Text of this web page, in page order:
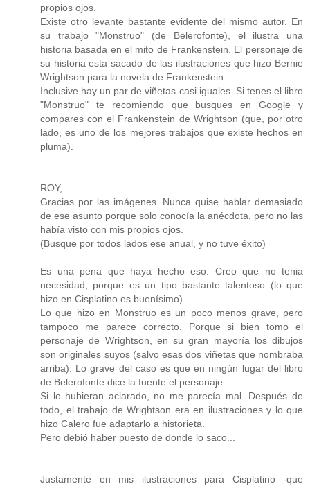
propios ojos.
Existe otro levante bastante evidente del mismo autor. En
su trabajo "Monstruo" (de Belerofonte), el ilustra una
historia basada en el mito de Frankenstein. El personaje de
su historia esta sacado de las ilustraciones que hizo Bernie
Wrightson para la novela de Frankenstein.
Inclusive hay un par de viñetas casi iguales. Si tenes el libro
"Monstruo" te recomiendo que busques en Google y
compares con el Frankenstein de Wrightson (que, por otro
lado, es uno de los mejores trabajos que existe hechos en
pluma).
ROY,
Gracias por las imágenes. Nunca quise hablar demasiado
de ese asunto porque solo conocía la anécdota, pero no las
había visto con mis propios ojos.
(Busque por todos lados ese anual, y no tuve éxito)
Es una pena que haya hecho eso. Creo que no tenia
necesidad, porque es un tipo bastante talentoso (lo que
hizo en Cisplatino es buenísimo).
Lo que hizo en Monstruo es un poco menos grave, pero
tampoco me parece correcto. Porque si bien tomo el
personaje de Wrightson, en su gran mayoría los dibujos
son originales suyos (salvo esas dos viñetas que nombraba
arriba). Lo grave del caso es que en ningún lugar del libro
de Belerofonte dice la fuente el personaje.
Si lo hubieran aclarado, no me parecía mal. Después de
todo, el trabajo de Wrightson era en ilustraciones y lo que
hizo Calero fue adaptarlo a historieta.
Pero debió haber puesto de donde lo saco...
Justamente en mis ilustraciones para Cisplatino -que